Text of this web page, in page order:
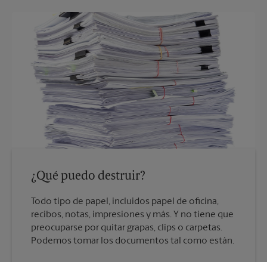
¿Qué puedo destruir?
Todo tipo de papel, incluidos papel de oficina,
recibos, notas, impresiones y más. Y no tiene que
preocuparse por quitar grapas, clips o carpetas.